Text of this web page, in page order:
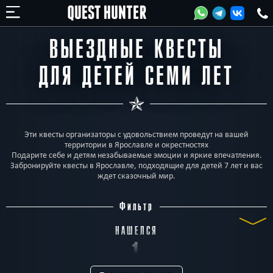
ВЫЕЗДНЫЕ КВЕСТЫ
ДЛЯ ДЕТЕЙ СЕМИ ЛЕТ
Эти квесты организаторы с удовольствием проведут на вашей
территории в Ярославле и окрестностях
Подарите себе и детям незабываемые эмоции и яркие впечатления.
Забронируйте квесты в Ярославле, подходящие для детей 7 лет и вас
ждет сказочный мир.
Фильтр
НАШЕЛСЯ
1